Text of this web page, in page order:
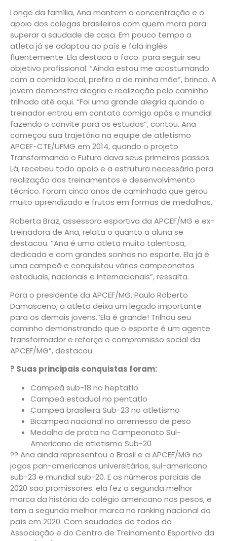
Longe da família, Ana mantem a concentração e o
apoio dos colegas brasileiros com quem mora para
superar a saudade de casa. Em pouco tempo a
atleta já se adaptou ao país e fala inglês
fluentemente. Ela destaca o foco para seguir seu
objetivo profissional. “Ainda estou me acostumando
com a comida local, prefiro a de minha mãe”, brinca. A
jovem demonstra alegria e realização pelo caminho
trilhado até aqui. “Foi uma grande alegria quando o
treinador entrou em contato comigo após o mundial
fazendo o convite para os estudos”, contou. Ana
começou sua trajetória na equipe de atletismo
APCEF-CTE/UFMG em 2014, quando o projeto
Transformando o Futuro dava seus primeiros passos.
Lá, recebeu todo apoio e a estrutura necessária para
realização dos treinamentos e desenvolvimento
técnico. Foram cinco anos de caminhada que gerou
muito aprendizado e frutos em formas de medalhas.
Roberta Braz, assessora esportiva da APCEF/MG e ex-
treinadora de Ana, relata o quanto a aluna se
destacou. “Ana é uma atleta muito talentosa,
dedicada e com grandes sonhos no esporte. Ela já é
uma campeã e conquistou vários campeonatos
estaduais, nacionais e internacionais”, ressalta.
Para o presidente da APCEF/MG, Paulo Roberto
Damasceno, a atleta deixa um legado importante
para os demais jovens.”Ela é grande! Trilhou seu
caminho demonstrando que o esporte é um agente
transformador e reforça o compromisso social da
APCEF/MG”, destacou.
? Suas principais conquistas foram:
Campeã sub-18 no heptatlo
Campeã estadual no pentatlo
Campeã brasileira Sub-23 no atletismo
Bicampeã nacional no arremesso de peso
Medalha de prata no Campeonato Sul-
Americano de atletismo Sub-20
?? Ana ainda representou o Brasil e a APCEF/MG no
jogos pan-americanos universitários, sul-americano
sub-23 e mundial sub-20. E os números parciais de
2020 são promissores: ela fez a segunda melhor
marca da história do colégio americano nos pesos, e
tem a segunda melhor marca no ranking nacional do
país em 2020. Com saudades de todos da
Associação e do Centro de Treinamento Esportivo da